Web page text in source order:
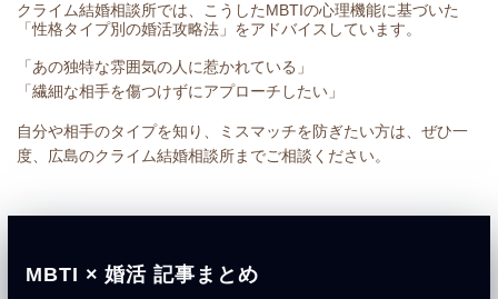
クライム結婚相談所では、こうしたMBTIの心理機能に基づいた
「性格タイプ別の婚活攻略法」をアドバイスしています。
「あの独特な雰囲気の人に惹かれている」
「繊細な相手を傷つけずにアプローチしたい」
自分や相手のタイプを知り、ミスマッチを防ぎたい方は、ぜひ一
度、広島のクライム結婚相談所までご相談ください。
MBTI × 婚活 記事まとめ